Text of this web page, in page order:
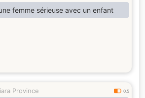
femme sérieuse avec un enfant
Province 0.5